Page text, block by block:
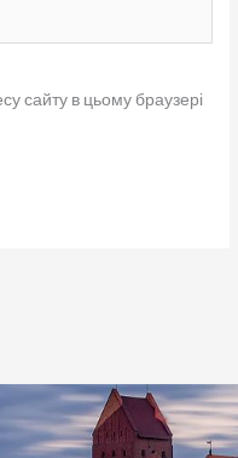
сайту в цьому браузері